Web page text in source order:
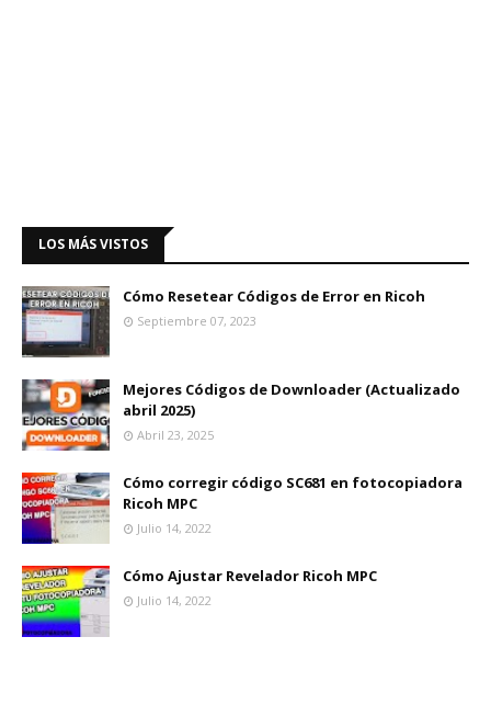
LOS MÁS VISTOS
Cómo Resetear Códigos de Error en Ricoh
Septiembre 07, 2023
Mejores Códigos de Downloader (Actualizado
abril 2025)
Abril 23, 2025
Cómo corregir código SC681 en fotocopiadora
Ricoh MPC
Julio 14, 2022
Cómo Ajustar Revelador Ricoh MPC
Julio 14, 2022